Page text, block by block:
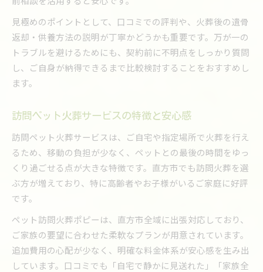
見極めのポイントとして、口コミでの評判や、火葬後の遺骨
返却・供養方法の説明が丁寧かどうかも重要です。万が一の
トラブルを避けるためにも、契約前に不明点をしっかり質問
し、ご自身が納得できるまで比較検討することをおすすめし
ます。
訪問ペット火葬サービスの特徴と安心感
訪問ペット火葬サービスは、ご自宅や指定場所で火葬を行え
るため、移動の負担が少なく、ペットとの最後の時間をゆっ
くり過ごせる点が大きな特徴です。直方市でも訪問火葬を選
ぶ方が増えており、特に高齢者やお子様がいるご家庭に好評
です。
ペット訪問火葬ポピーは、直方市全域に出張対応しており、
ご家族の要望に合わせた柔軟なプランが用意されています。
追加費用の心配が少なく、明確な料金体系が安心感を生み出
しています。口コミでも「自宅で静かに見送れた」「家族全